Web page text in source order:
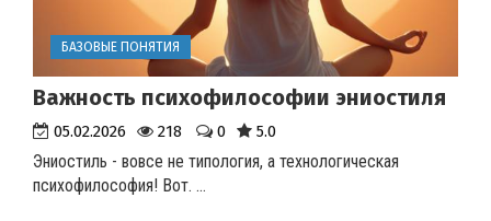
БАЗОВЫЕ ПОНЯТИЯ
Важность психофилософии эниостиля
05.02.2026 218 0 5.0
Эниостиль - вовсе не типология, а технологическая
психофилософия! Вот. ...